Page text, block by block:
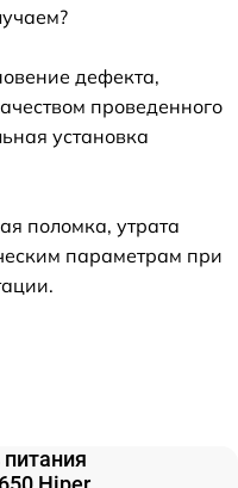
дефекта,
проведенного
установка
поломка, утрата
параметрам при